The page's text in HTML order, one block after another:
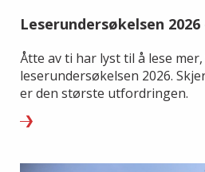
Leserundersøkelsen
Åtte av ti har lyst til å lese
leserundersøkelsen 2026.
er den største utfordringen.